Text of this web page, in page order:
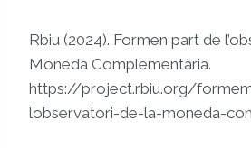
Rbiu (2024). Formen part de
Moneda Complementària.
https://project.rbiu.org/
lobservatori-de-la-moneda-